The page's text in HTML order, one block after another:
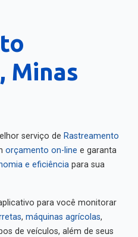
Minas
serviço de Rastreamento
orçamento on-line e garanta
e eficiência para sua
para você monitorar
, máquinas agrícolas,
de veículos, além de seus